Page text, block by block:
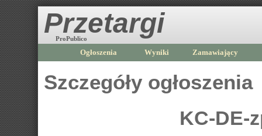
Przetargi
ProPublico
Ogłoszenia Wyniki Zamawiający
Szczegóły ogłoszenia
KC-DE-